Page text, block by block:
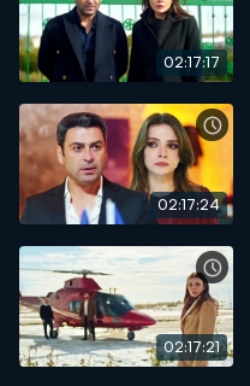
02:17:17
02:17:24
02:17:21